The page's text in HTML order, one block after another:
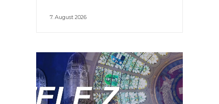
7. August 2026